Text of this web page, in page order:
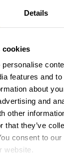
Details
cookies
features and
about
and
other
that they’ve
consent to
website.
en una solución
en un
conexión al
de
el apilador con
y transporta
al mismo
secuencia de las